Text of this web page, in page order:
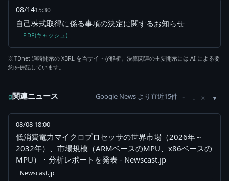
08/1415:30
自己株式取得に係る事項の決定に関するお知らせ
PDF(キャッシュ)
※ TDnet 適時開示の XBRL を当サイトが解析。決算関連の主要開示には AI による要
約を併記しています。
g関連ニュース Google News より直近15件 ↑ ↓ ×
08/08 18:00
低消費電力マイクロプロセッサの世界市場（2026年～
2032年）、市場規模（ARMベースのMPU、x86ベースの
MPU）・分析レポートを発表 - Newscast.jp
Newscast.jp